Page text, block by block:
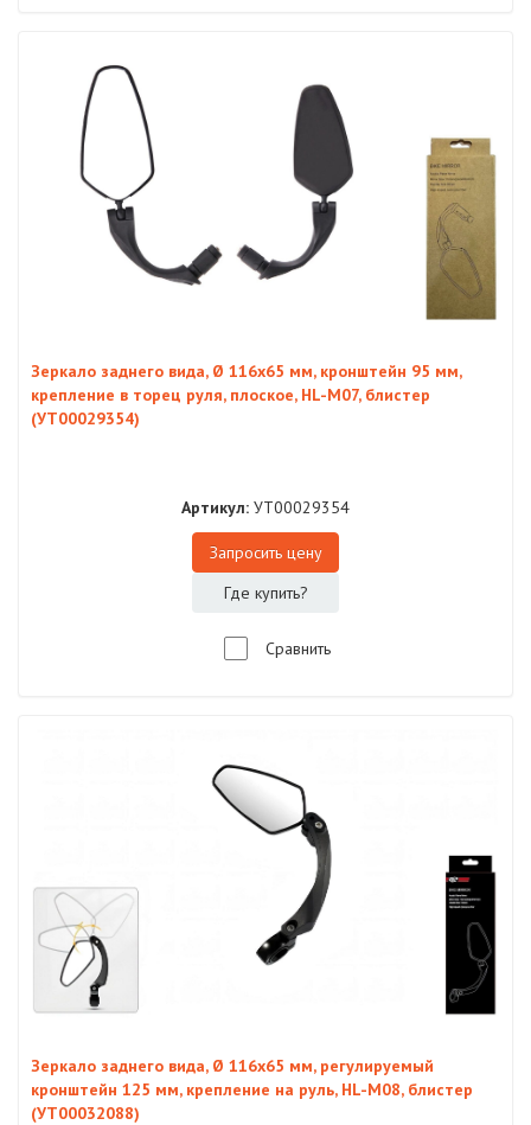
Зеркало заднего вида, Ø 116х65 мм, кронштейн 95 мм,
крепление в торец руля, плоское, HL-M07, блистер
(УТ00029354)
Артикул: УТ00029354
Запросить цену
Где купить?
Сравнить
Зеркало заднего вида, Ø 116х65 мм, регулируемый
кронштейн 125 мм, крепление на руль, HL-M08, блистер
(УТ00032088)